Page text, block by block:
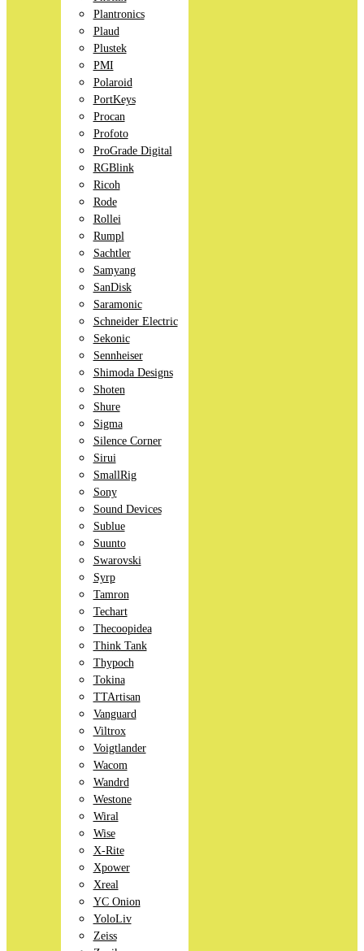
Plantronics
Plaud
Plustek
PMI
Polaroid
PortKeys
Procan
Profoto
ProGrade Digital
RGBlink
Ricoh
Rode
Rollei
Rumpl
Sachtler
Samyang
SanDisk
Saramonic
Schneider Electric
Sekonic
Sennheiser
Shimoda Designs
Shoten
Shure
Sigma
Silence Corner
Sirui
SmallRig
Sony
Sound Devices
Sublue
Suunto
Swarovski
Syrp
Tamron
Techart
Thecoopidea
Think Tank
Thypoch
Tokina
TTArtisan
Vanguard
Viltrox
Voigtlander
Wacom
Wandrd
Westone
Wiral
Wise
X-Rite
Xpower
Xreal
YC Onion
YoloLiv
Zeiss